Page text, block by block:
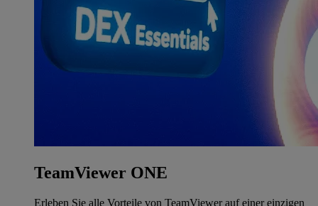
TeamViewer ONE
Erleben Sie alle Vorteile von TeamViewer auf einer einzigen